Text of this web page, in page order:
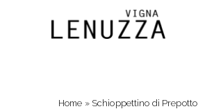
Home » Schioppettino di Prepotto